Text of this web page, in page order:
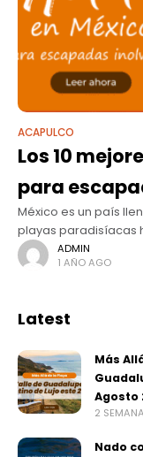
ACAPULCO
Los 10
para
México es un país
playas paradisíacas
se trata de planificar
adecuado puede
ADMIN
1 AÑO AGO
Latest
Más
Agosto
2
Nado